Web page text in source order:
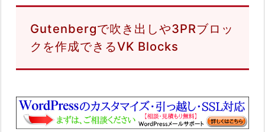
Gutenbergで吹き出しや3PRブロッ
クを作成できるVK Blocks